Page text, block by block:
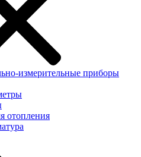
измерительные приборы
отопления